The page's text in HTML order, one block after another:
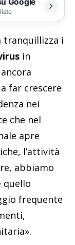
tranquillizza i
in
far crescere
nei
che nel
apre
l’attività
abbiamo
quello
frequente